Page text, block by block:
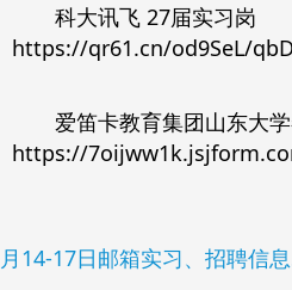
科大讯飞 27届实习岗
https://qr61.cn/od9SeL/
爱笛卡教育集团山东大
https://
14-17日邮箱实习、招聘信